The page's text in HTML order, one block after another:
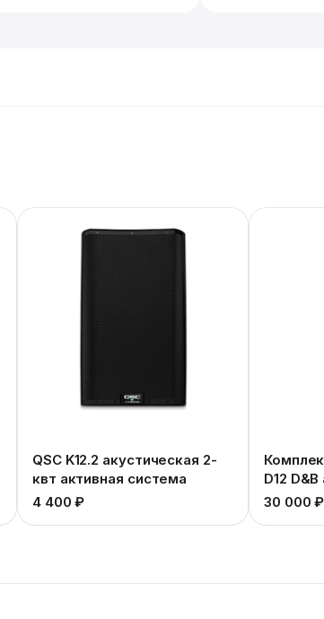
QSC K12.2 акустическая 2-
квт активная система
4 400 ₽
D12
30 000 ₽